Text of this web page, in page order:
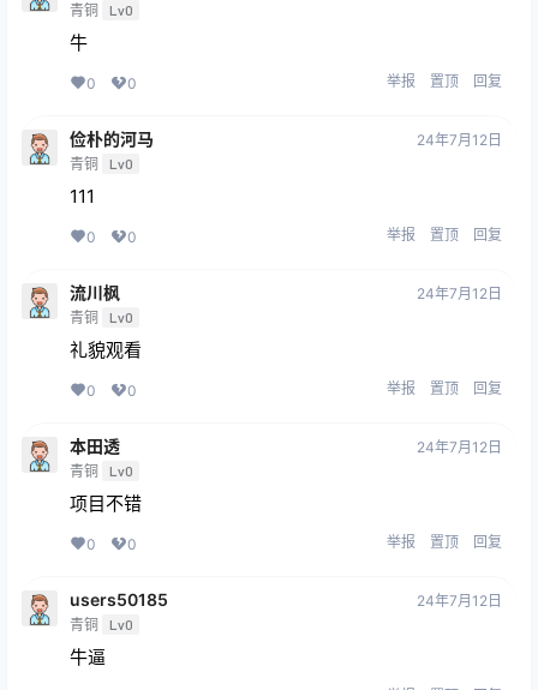
青铜 Lv0
牛
0 0 举报 置顶 回复
俭朴的河马
青铜 Lv0
24年7月12日
111
0 0 举报 置顶 回复
流川枫
青铜 Lv0
24年7月12日
礼貌观看
0 0 举报 置顶 回复
本田透
青铜 Lv0
24年7月12日
项目不错
0 0 举报 置顶 回复
users50185
青铜 Lv0
24年7月12日
牛逼